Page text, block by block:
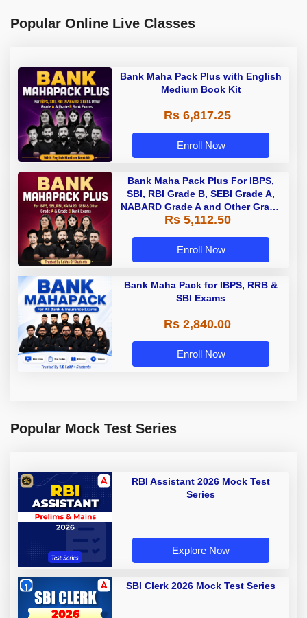
Popular Online Live Classes
Bank Maha Pack Plus with English
Medium Book Kit
Rs 6,817.25
Enroll Now
Bank Maha Pack Plus For IBPS,
SBI, RBI Grade B, SEBI Grade A,
NABARD Grade A and Other Grade
A & Grade B Bank Exams
Rs 5,112.50
Enroll Now
Bank Maha Pack for IBPS, RRB &
SBI Exams
Rs 2,840.00
Enroll Now
Popular Mock Test Series
RBI Assistant 2026 Mock Test
Series
Explore Now
SBI Clerk 2026 Mock Test Series